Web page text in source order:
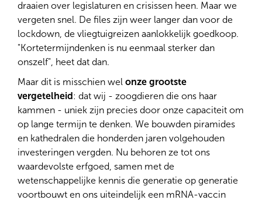
draaien over legislaturen en crisissen heen. Maar we
vergeten snel. De files zijn weer langer dan voor de
lockdown, de vliegtuigreizen aanlokkelijk goedkoop.
"Kortetermijndenken is nu eenmaal sterker dan
onszelf", heet dat dan.
Maar dit is misschien wel onze grootste
vergetelheid : dat wij - zoogdieren die ons haar
kammen - uniek zijn precies door onze capaciteit om
op lange termijn te denken. We bouwden piramides
en kathedralen die honderden jaren volgehouden
investeringen vergden. Nu behoren ze tot ons
waardevolste erfgoed, samen met de
wetenschappelijke kennis die generatie op generatie
voortbouwt en ons uiteindelijk een mRNA-vaccin